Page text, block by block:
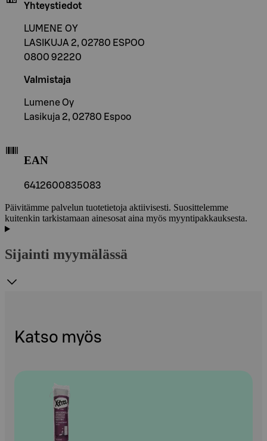
Yhteystiedot
LUMENE OY
LASIKUJA 2, 02780 ESPOO
0800 92220
Valmistaja
Lumene Oy
Lasikuja 2, 02780 Espoo
EAN
6412600835083
Päivitämme palvelun tuotetietoja aktiivisesti. Suosittelemme
kuitenkin tarkistamaan ainesosat aina myös myyntipakkauksesta.
Sijainti myymälässä
Katso myös